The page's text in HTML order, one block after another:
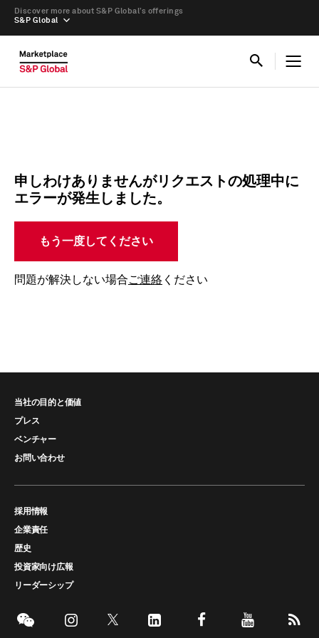
S&P Global
Discover more about S&P Global’s offerings
申しわけありませんがリクエストの処理中に
エラーが発生しました。
もう一度してください
問題が解決しない場合ご連絡 ください
当社の目的と価値
プレス
ベンチャー
お問い合わせ
採用情報
企業責任
歴史
投資家向け広報
リーダーシップ